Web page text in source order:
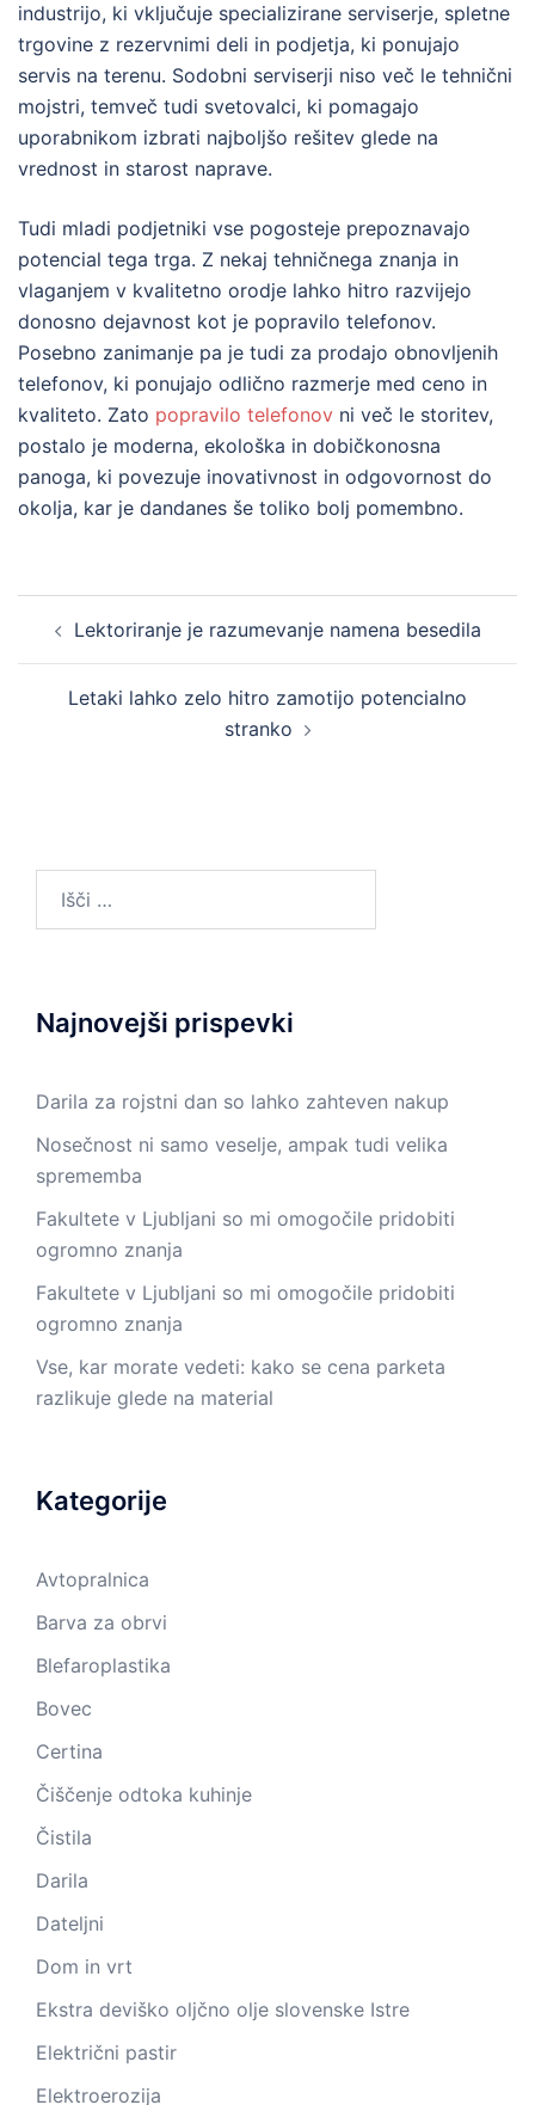
industrijo, ki vključuje specializirane serviserje, spletne
trgovine z rezervnimi deli in podjetja, ki ponujajo
servis na terenu. Sodobni serviserji niso več le tehnični
mojstri, temveč tudi svetovalci, ki pomagajo
uporabnikom izbrati najboljšo rešitev glede na
vrednost in starost naprave.
Tudi mladi podjetniki vse pogosteje prepoznavajo
potencial tega trga. Z nekaj tehničnega znanja in
vlaganjem v kvalitetno orodje lahko hitro razvijejo
donosno dejavnost kot je popravilo telefonov.
Posebno zanimanje pa je tudi za prodajo obnovljenih
telefonov, ki ponujajo odlično razmerje med ceno in
kvaliteto. Zato popravilo telefonov ni več le storitev,
postalo je moderna, ekološka in dobičkonosna
panoga, ki povezuje inovativnost in odgovornost do
okolja, kar je dandanes še toliko bolj pomembno.
navigation
Lektoriranje je razumevanje namena besedila
Letaki lahko zelo hitro zamotijo potencialno
stranko
Najnovejši prispevki
Darila za rojstni dan so lahko zahteven nakup
Nosečnost ni samo veselje, ampak tudi velika
sprememba
Fakultete v Ljubljani so mi omogočile pridobiti
ogromno znanja
Fakultete v Ljubljani so mi omogočile pridobiti
ogromno znanja
Vse, kar morate vedeti: kako se cena parketa
razlikuje glede na material
Kategorije
Avtopralnica
Barva za obrvi
Blefaroplastika
Bovec
Certina
Čiščenje odtoka kuhinje
Čistila
Darila
Dateljni
Dom in vrt
Ekstra deviško oljčno olje slovenske Istre
Električni pastir
Elektroerozija